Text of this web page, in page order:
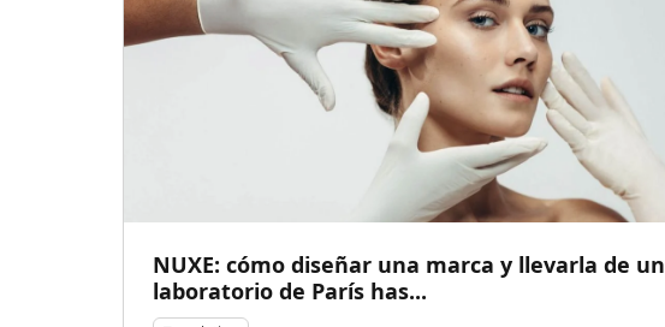
NUXE: cómo diseñar una marca y llevarla de un
laboratorio de París has...